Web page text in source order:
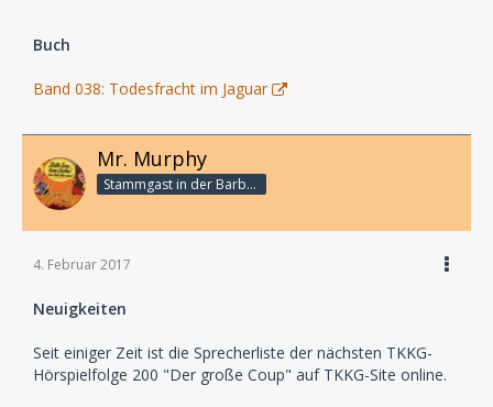
Buch
Band 038: Todesfracht im Jaguar
Mr. Murphy
Stammgast in der Barbarabar
4. Februar 2017
Neuigkeiten
Seit einiger Zeit ist die Sprecherliste der nächsten TKKG-
Hörspielfolge 200 "Der große Coup" auf TKKG-Site online.